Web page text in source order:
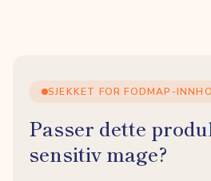
SJEKKET FOR FODMAP-
Passer dette
sensitiv mage?